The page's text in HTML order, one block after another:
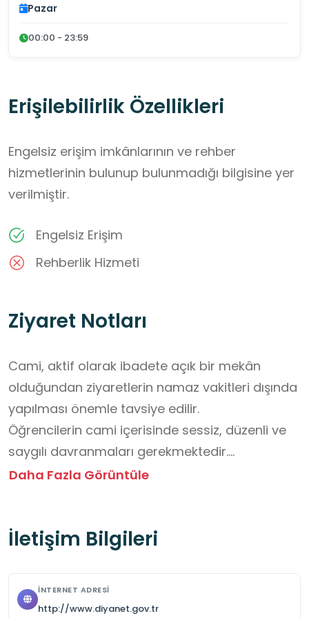
Pazar
00:00 - 23:59
Erişilebilirlik Özellikleri
Engelsiz erişim imkânlarının ve rehber
hizmetlerinin bulunup bulunmadığı bilgisine yer
verilmiştir.
Engelsiz Erişim
Rehberlik Hizmeti
Ziyaret Notları
Cami, aktif olarak ibadete açık bir mekân
olduğundan ziyaretlerin namaz vakitleri dışında
yapılması önemle tavsiye edilir.
Öğrencilerin cami içerisinde sessiz, düzenli ve
saygılı davranmaları gerekmektedir.
Kıyafetlerin ibadet mekânına uygun olmasına
zarar verebilecek davranışlardan kaçınılmalıdır.
dışında ziyarete uygundur.
Daha Fazla Görüntüle
İletişim Bilgileri
İNTERNET ADRESI
http://www.diyanet.gov.tr